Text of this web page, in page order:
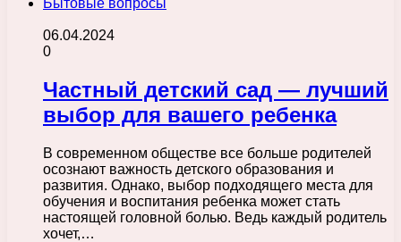
Бытовые вопросы
06.04.2024
0
Частный детский сад — лучший
выбор для вашего ребенка
В современном обществе все больше родителей
осознают важность детского образования и
развития. Однако, выбор подходящего места для
обучения и воспитания ребенка может стать
настоящей головной болью. Ведь каждый родитель
хочет,…